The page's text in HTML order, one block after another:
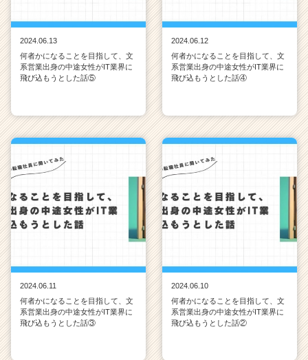
2024.06.13
何者かになることを目指して、文
系営業出身の中途女性がIT業界に
飛び込もうとした話⑤
2024.06.12
何者かになることを目指して、文
系営業出身の中途女性がIT業界に
飛び込もうとした話④
2024.06.11
何者かになることを目指して、文
系営業出身の中途女性がIT業界に
飛び込もうとした話③
2024.06.10
何者かになることを目指して、文
系営業出身の中途女性がIT業界に
飛び込もうとした話②